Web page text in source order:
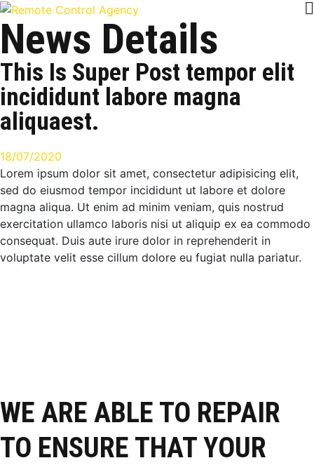
News Details
This Is Super Post tempor elit
incididunt labore magna
aliquaest.
18/07/2020
Lorem ipsum dolor sit amet, consectetur adipisicing elit,
sed do eiusmod tempor incididunt ut labore et dolore
magna aliqua. Ut enim ad minim veniam, quis nostrud
exercitation ullamco laboris nisi ut aliquip ex ea commodo
consequat. Duis aute irure dolor in reprehenderit in
voluptate velit esse cillum dolore eu fugiat nulla pariatur.
WE ARE ABLE TO REPAIR
TO ENSURE THAT YOUR